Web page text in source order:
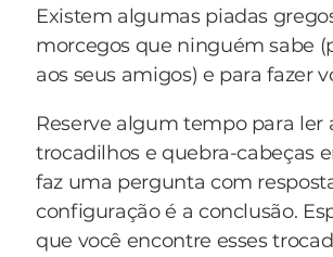
Existem algumas piadas
morcegos que ninguém sabe
aos seus amigos) e para fazer
Reserve algum tempo para ler
trocadilhos e quebra-cabeças
faz uma pergunta com
configuração é a conclusão.
que você encontre esses